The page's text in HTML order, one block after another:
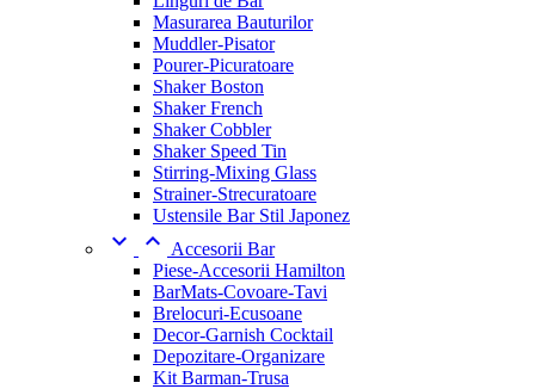
Masurarea Bauturilor
Muddler-Pisator
Pourer-Picuratoare
Shaker Boston
Shaker French
Shaker Cobbler
Shaker Speed Tin
Stirring-Mixing Glass
Strainer-Strecuratoare
Ustensile Bar Stil Japonez
  Accesorii Bar
Piese-Accesorii Hamilton
BarMats-Covoare-Tavi
Brelocuri-Ecusoane
Decor-Garnish Cocktail
Depozitare-Organizare
Kit Barman-Trusa